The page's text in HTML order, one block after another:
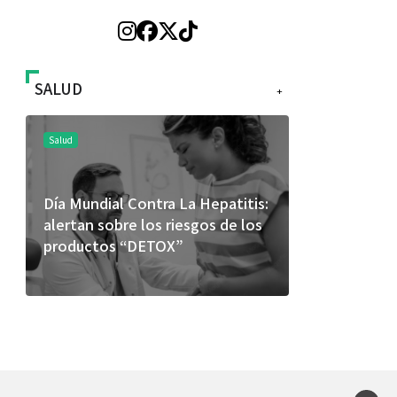
+
SALUD
Salud
Día Mundial Contra La Hepatitis:
alertan sobre los riesgos de los
productos “DETOX”